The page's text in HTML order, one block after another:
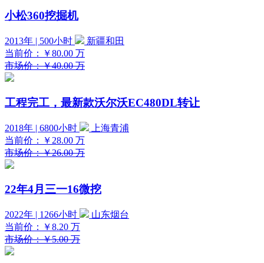
小松360挖掘机
2013年 | 500小时
新疆和田
当前价：
￥80.00 万
市场价：￥40.00 万
工程完工，最新款沃尔沃EC480DL转让
2018年 | 6800小时
上海青浦
当前价：
￥28.00 万
市场价：￥26.00 万
22年4月三一16微挖
2022年 | 1266小时
山东烟台
当前价：
￥8.20 万
市场价：￥5.00 万